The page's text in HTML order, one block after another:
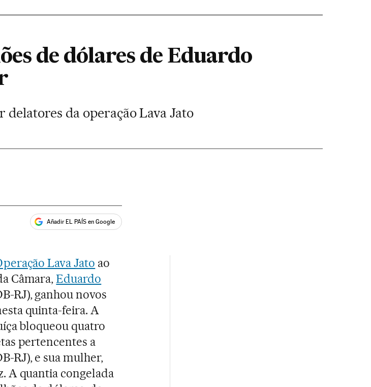
de dólares de Eduardo
da operação Lava Jato
Añadir EL PAÍS en Google
Lava Jato ao
Câmara,Eduardo
RJ), ganhou novos
quinta-feira. A
bloqueou quatro
pertencentes a
RJ), e sua mulher,
A quantia congelada